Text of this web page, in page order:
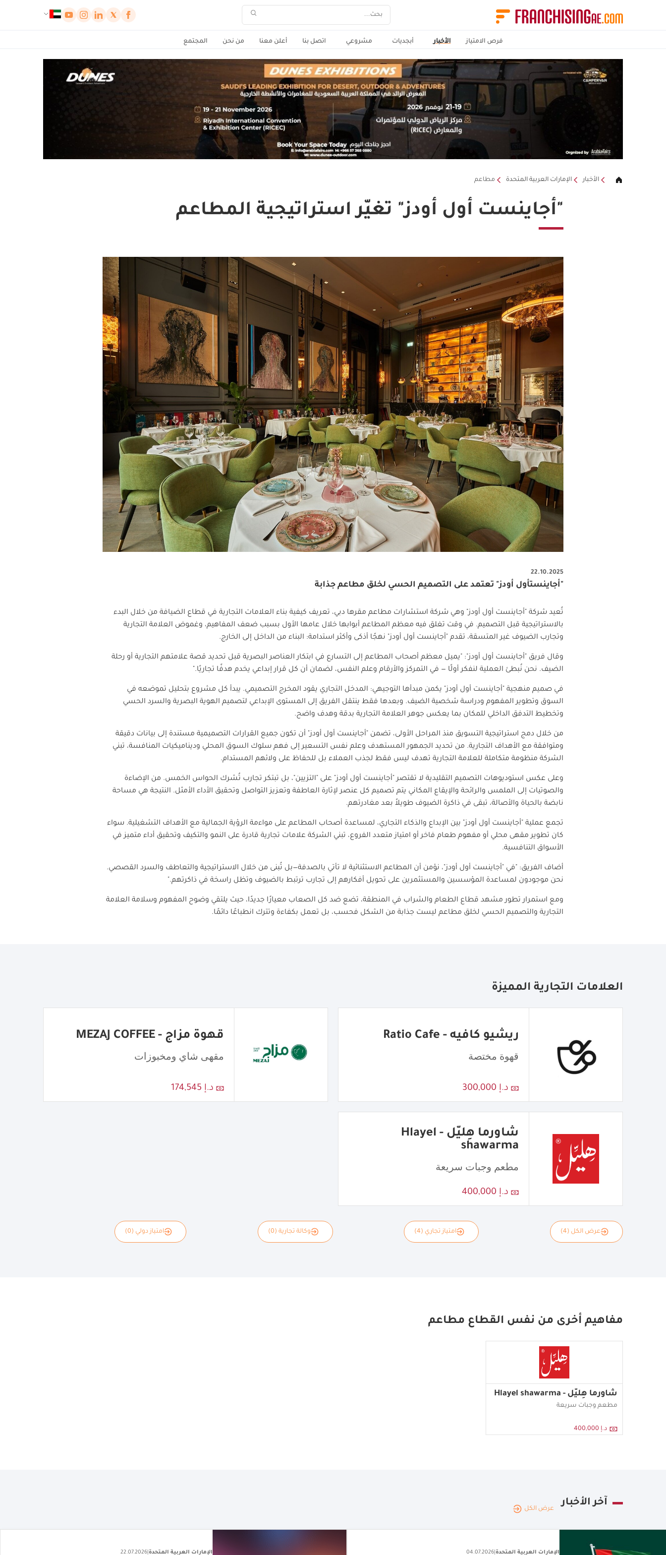
فرص الامتياز الأخبار أبجديات مشروعي اتصل بنا أعلن معنا من نحن المجتمع
الأخبار الإمارات العربية المتحدة مطاعم
"أجاينست أول أودز" تغيّر استراتيجية المطاعم
22.10.2025
"أجاينستأول أودز" تعتمد على التصميم الحسي لخلق مطاعم جذابة
تُعيد شركة "أجاينست أول أودز" وهي شركة استشارات مطاعم مقرها دبي، تعريف كيفية بناء العلامات التجارية في قطاع الضيافة من خلال البدء
بالاستراتيجية قبل التصميم. في وقت تغلق فيه معظم المطاعم أبوابها خلال عامها الأول بسبب ضعف المفاهيم، وغموض العلامة التجارية
وتجارب الضيوف غير المتسقة، تقدم "أجاينست أول أودز" نهجًا أذكى وأكثر استدامة: البناء من الداخل إلى الخارج.
وقال فريق "أجاينست أول أودز": "يميل معظم أصحاب المطاعم إلى التسارع في ابتكار العناصر البصرية قبل تحديد قصة علامتهم التجارية أو رحلة
الضيف. نحن نُبطئ العملية لنفكر أولًا — في التمركز والأرقام وعلم النفس، لضمان أن كل قرار إبداعي يخدم هدفًا تجاريًا."
في صميم منهجية "أجاينست أول أودز" يكمن مبدأها التوجيهي: المدخل التجاري يقود المخرج التصميمي. يبدأ كل مشروع بتحليل تموضعه في
السوق وتطوير المفهوم ودراسة شخصية الضيف. وبعدها فقط ينتقل الفريق إلى المستوى الإبداعي لتصميم الهوية البصرية والسرد الحسي
وتخطيط التدفق الداخلي للمكان بما يعكس جوهر العلامة التجارية بدقة وهدف واضح.
من خلال دمج استراتيجية التسويق منذ المراحل الأولى، تضمن "أجاينست أول أودز" أن تكون جميع القرارات التصميمية مستندة إلى بيانات دقيقة
ومتوافقة مع الأهداف التجارية. من تحديد الجمهور المستهدف وعلم نفس التسعير إلى فهم سلوك السوق المحلي وديناميكيات المنافسة، تبني
الشركة منظومة متكاملة للعلامة التجارية تهدف ليس فقط لجذب العملاء بل للحفاظ على ولائهم المستدام.
وعلى عكس استوديوهات التصميم التقليدية لا تقتصر "أجاينست أول أودز" على "التزيين"، بل تبتكر تجارب تُشرك الحواس الخمس. من الإضاءة
والصوتيات إلى الملمس والرائحة والإيقاع المكاني يتم تصميم كل عنصر لإثارة العاطفة وتعزيز التواصل وتحقيق الأداء الأمثل. النتيجة هي مساحة
نابضة بالحياة والأصالة، تبقى في ذاكرة الضيوف طويلاً بعد مغادرتهم.
تجمع عملية "أجاينست أول أودز" بين الإبداع والذكاء التجاري، لمساعدة أصحاب المطاعم على مواءمة الرؤية الجمالية مع الأهداف التشغيلية. سواء
كان تطوير مقهى محلي أو مفهوم طعام فاخر أو امتياز متعدد الفروع، تبني الشركة علامات تجارية قادرة على النمو والتكيف وتحقيق أداء متميز في
الأسواق التنافسية.
أضاف الفريق: "في "أجاينست أول أودز"، نؤمن أن المطاعم الاستثنائية لا تأتي بالصدفة—بل تُبنى من خلال الاستراتيجية والتعاطف والسرد القصصي.
نحن موجودون لمساعدة المؤسسين والمستثمرين على تحويل أفكارهم إلى تجارب ترتبط بالضيوف وتظل راسخة في ذاكرتهم."
ومع استمرار تطور مشهد قطاع الطعام والشراب في المنطقة، تضع ضد كل الصعاب معيارًا جديدًا، حيث يلتقي وضوح المفهوم وسلامة العلامة
التجارية والتصميم الحسي لخلق مطاعم ليست جذابة من الشكل فحسب، بل تعمل بكفاءة وتترك انطباعًا دائمًا.
العلامات التجارية المميزة
ريشيو كافيه - Ratio Cafe
قهوة مختصة
د.إ 300,000
قهوة مزاج - MEZAJ COFFEE
مقهى شاي ومخبوزات
د.إ 174,545
شاورما هِليّل - Hlayel
shawarma
مطعم وجبات سريعة
د.إ 400,000
عرض الكل (4) امتياز تجاري (4) وكالة تجارية (0) امتياز دولي (0)
مفاهيم أخرى من نفس القطاع مطاعم
شاورما هِليّل - Hlayel shawarma
مطعم وجبات سريعة
د.إ 400,000
آخر الأخبار
عرض الكل
الإمارات العربية المتحدة 27.07.2026 الإمارات العربية المتحدة 22.07.2026
لوحة إدارة ملفات تعريف الارتباط